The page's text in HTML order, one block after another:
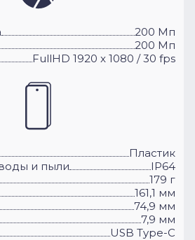
200 Мп
200 Мп
FullHD 1920 x 1080 / 30 fps
Пластик
и пыли
IP64
179 г
161,1 мм
74,9 мм
7,9 мм
USB Type-C